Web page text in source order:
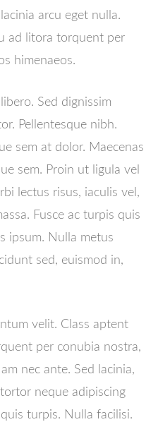
arcu eget nulla.
ad litora torquent per
himenaeos.
Sed dignissim
Pellentesque nibh.
sem at dolor. Maecenas
sem. Proin ut ligula vel
lectus risus, iaculis vel,
Fusce ac turpis quis
ipsum. Nulla metus
sed, euismod in,
velit. Class aptent
per conubia nostra,
nec ante. Sed lacinia,
neque adipiscing
turpis. Nulla facilisi.